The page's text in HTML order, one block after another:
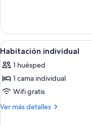
doble
Abrir
todas
las
fotos
de
Habitación
4
Habitación individual
1 huésped
1 cama individual
Wifi gratis
Ver más detalles
Más